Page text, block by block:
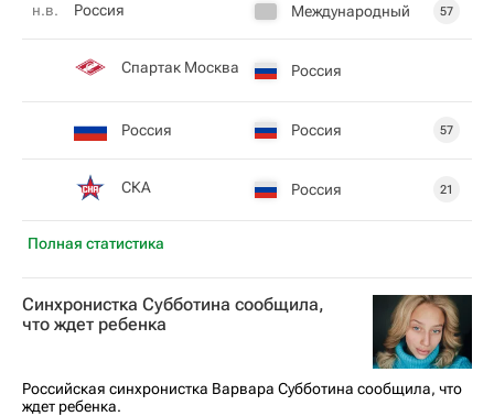
Полная статистика
н.в. Россия Международный 57
Спартак Москва Россия
Россия Россия 57
СКА Россия 21
Синхронистка Субботина сообщила,
что ждет ребенка
Российская синхронистка Варвара Субботина сообщила, что
ждет ребенка.